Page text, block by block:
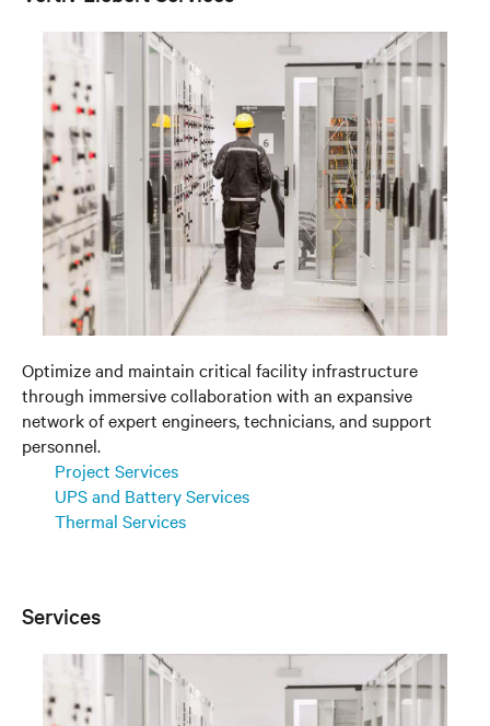
Optimize and maintain critical facility infrastructure
through immersive collaboration with an expansive
network of expert engineers, technicians, and support
personnel.
Project Services
UPS and Battery Services
Thermal Services
Services